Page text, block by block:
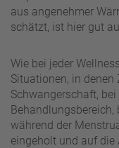
aus angenehmer
schätzt, ist hier gut
Wie bei jeder
Situationen, in
Schwangerschaft,
Behandlungsbereich,
während der
eingeholt und auf die